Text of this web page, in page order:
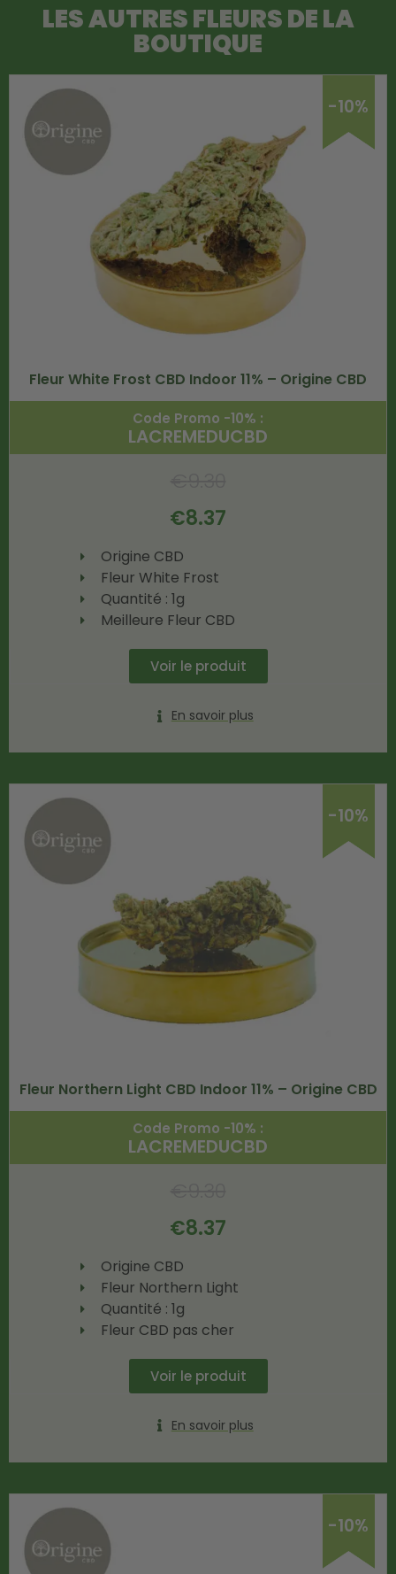
LES AUTRES FLEURS DE LA
BOUTIQUE
-10%
Fleur White Frost CBD Indoor 11% – Origine CBD
Code Promo -10% :
LACREMEDUCBD
€8.37
Origine CBD
Fleur White Frost
Quantité : 1g
Meilleure Fleur CBD
Voir le produit
En savoir plus
-10%
Fleur Northern Light CBD Indoor 11% – Origine CBD
Code Promo -10% :
LACREMEDUCBD
€8.37
Origine CBD
Fleur Northern Light
Quantité : 1g
Fleur CBD pas cher
Voir le produit
En savoir plus
-10%